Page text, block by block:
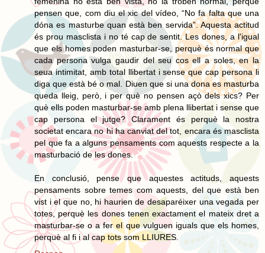
pensen que, com diu el xic del vídeo, “No fa falta que una
dóna es masturbe quan està ben servida”. Aquesta actitud
és prou masclista i no té cap de sentit. Les dones, a l'igual
que els homes poden masturbar-se, perquè és normal que
cada persona vulga gaudir del seu cos ell a soles, en la
seua intimitat, amb total llibertat i sense que cap persona li
diga que està bé o mal. Diuen que si una dona es masturba
queda lleig, però, i per què no pensen açò dels xics? Per
què ells poden masturbar-se amb plena llibertat i sense que
cap persona el jutge? Clarament és perquè la nostra
societat encara no hi ha canviat del tot, encara és masclista
pel que fa a alguns pensaments com aquests respecte a la
masturbació de les dones.
En conclusió, pense que aquestes actituds, aquests
pensaments sobre temes com aquests, del que està ben
vist i el que no, hi haurien de desaparéixer una vegada per
totes, perquè les dones tenen exactament el mateix dret a
masturbar-se o a fer el que vulguen iguals que els homes,
perquè al fi i al cap tots som LLIURES.